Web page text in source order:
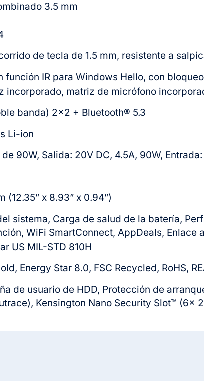
3.5 mm
de tecla de 1.5 mm, resistente a
función IR para Windows Hello, con
incorporado, matriz de micrófono
banda) 2×2 + Bluetooth® 5.3
Li-ion
90W, Salida: 20V DC, 4.5A, 90W,
x 8.93” x 0.94”)
sistema, Carga de salud de la batería,
WiFi SmartConnect, AppDeals, Enlace
US MIL-STD 810H
Energy Star 8.0, FSC Recycled, RoHS,
de usuario de HDD, Protección de
Kensington Nano Security Slot™ (6x